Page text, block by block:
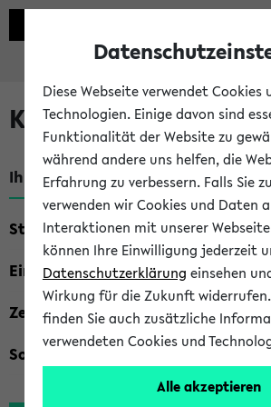
Kombisuche im eKVV
Ihre Suchkriterien:
Studienfach
Einrichtung
Zeiten
Sonstiges
Diese Webseite verwendet Cookies
Technologien. Einige davon sind
Funktionalität der Website zu
während andere uns helfen, die
Erfahrung zu verbessern. Falls Sie
verwenden wir Cookies und Daten
Interaktionen mit unserer Webseite
können Ihre Einwilligung jederzeit
Datenschutzerklärung einsehen
Wirkung für die Zukunft
finden Sie auch zusätzliche
verwendeten Cookies und
Alle akzeptieren